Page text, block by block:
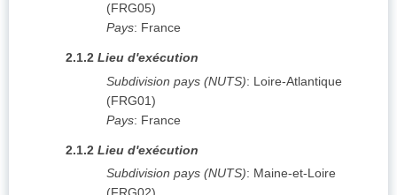
(FRG05)
Pays: France
2.1.2 Lieu d'exécution
Subdivision pays (NUTS): Loire-Atlantique
(FRG01)
Pays: France
2.1.2 Lieu d'exécution
Subdivision pays (NUTS): Maine-et-Loire